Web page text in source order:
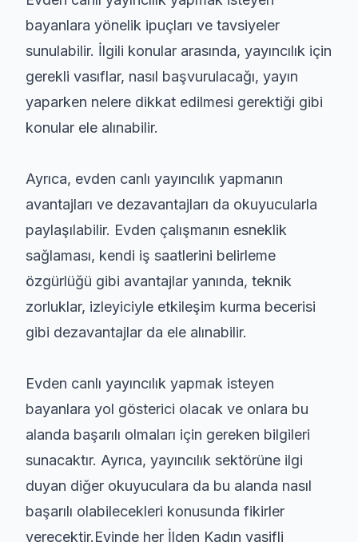
bayanlara yönelik ipuçları ve tavsiyeler
sunulabilir. İlgili konular arasında, yayıncılık için
gerekli vasıflar, nasıl başvurulacağı, yayın
yaparken nelere dikkat edilmesi gerektiği gibi
konular ele alınabilir.
Ayrıca, evden canlı yayıncılık yapmanın
avantajları ve dezavantajları da okuyucularla
paylaşılabilir. Evden çalışmanın esneklik
sağlaması, kendi iş saatlerini belirleme
özgürlüğü gibi avantajlar yanında, teknik
zorluklar, izleyiciyle etkileşim kurma becerisi
gibi dezavantajlar da ele alınabilir.
Evden canlı yayıncılık yapmak isteyen
bayanlara yol gösterici olacak ve onlara bu
alanda başarılı olmaları için gereken bilgileri
sunacaktır. Ayrıca, yayıncılık sektörüne ilgi
duyan diğer okuyuculara da bu alanda nasıl
başarılı olabilecekleri konusunda fikirler
verecektir.Evinde her İlden Kadın vasifli